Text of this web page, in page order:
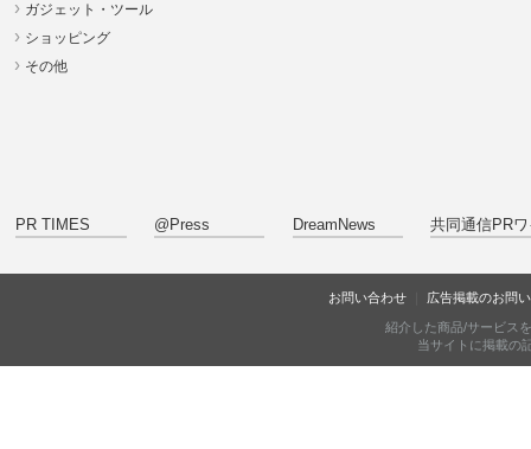
ガジェット・ツール
ショッピング
その他
PR TIMES @Press DreamNews 共同通信PR
お問い合わせ 広告掲載のお問
紹介した商品/サービス
当サイトに掲載の